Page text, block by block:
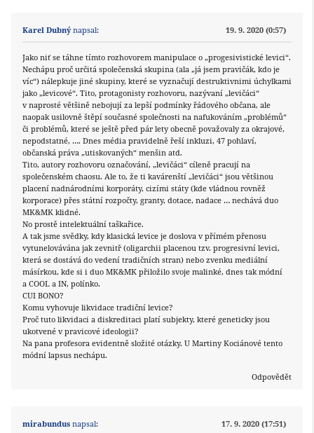
Karel Dubný napsal: 19. 9. 2020 (0:57)
Jako niť se táhne tímto rozhovorem manipulace o „progesivistické levici“.
Nechápu proč určitá společenská skupina (ala „já jsem pravičák, kdo je
víc“) nálepkuje jiné skupiny, které se vyznačují destruktivnimi úchylkami
jako „levicové“. Tito, protagonisty rozhovoru, nazývaní „levičáci“
v naprosté většině nebojují za lepší podmínky řádového občana, ale
naopak usilovně štěpí současné společnosti na nafukováním „problémů“
či problémů, které se ještě před pár lety obecně považovaly za okrajové,
nepodstatné, …. Dnes média pravidelně řeší inkluzi, 47 pohlaví,
občanská práva „utiskovaných“ menšin atd.
Tito, autory rozhovoru označování, „levičáci“ cíleně pracují na
společenském chaosu. Ale to, že ti kavárenští „levičáci“ jsou většinou
placení nadnárodními korporáty, cizími státy (kde vládnou rovněž
korporace) přes státní rozpočty, granty, dotace, nadace … nechává duo
MK&MK klidné.
No prostě intelektuální taškařice.
A tak jsme svědky, kdy klasická levice je doslova v přímém přenosu
vytunelovávána jak zevnitř (oligarchii placenou tzv. progresivní levici,
která se dostává do vedení tradičních stran) nebo zvenku mediální
másírkou, kde si i duo MK&MK přiložilo svoje malinké, dnes tak módní
a COOL a IN, polínko.
CUI BONO?
Komu vyhovuje likvidace tradiční levice?
Proč tuto likvidaci a diskreditaci platí subjekty, které geneticky jsou
ukotvené v pravicové ideologii?
Na pana profesora evidentně složité otázky. U Martiny Kociánové tento
módní lapsus nechápu.
Odpovědět
mirabundus napsal: 17. 9. 2020 (17:51)